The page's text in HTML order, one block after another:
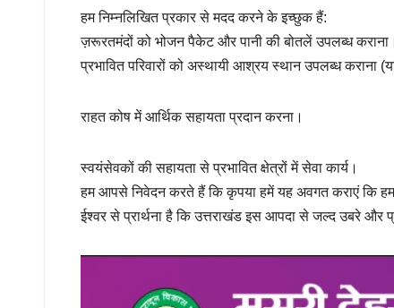
हम निम्नलिखित प्रकार से मदद करने के इच्छुक हैं:
ज़रूरतमंदों को भोजन पैकेट और पानी की बोतलें उपलब्ध कराना।
प्रभावित परिवारों को अस्थायी आश्रय स्थान उपलब्ध कराना
राहत कोष में आर्थिक सहायता प्रदान करना।
स्वयंसेवकों की सहायता से प्रभावित क्षेत्रों में सेवा कार्य।
हम आपसे निवेदन करते हैं कि कृपया हमें यह अवगत कराएं कि
ईश्वर से प्रार्थना है कि उत्तराखंड इस आपदा से जल्द उबरे और